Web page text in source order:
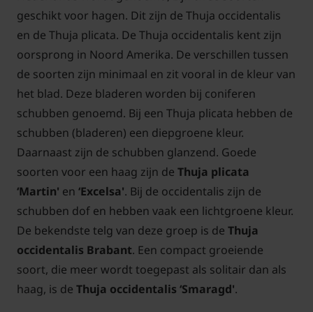
geschikt voor hagen. Dit zijn de Thuja occidentalis
en de Thuja plicata. De Thuja occidentalis kent zijn
oorsprong in Noord Amerika. De verschillen tussen
de soorten zijn minimaal en zit vooral in de kleur van
het blad. Deze bladeren worden bij coniferen
schubben genoemd. Bij een Thuja plicata hebben de
schubben (bladeren) een diepgroene kleur.
Daarnaast zijn de schubben glanzend. Goede
soorten voor een haag zijn de Thuja plicata
‘Martin' en ‘Excelsa'. Bij de occidentalis zijn de
schubben dof en hebben vaak een lichtgroene kleur.
De bekendste telg van deze groep is de Thuja
occidentalis Brabant. Een compact groeiende
soort, die meer wordt toegepast als solitair dan als
haag, is de Thuja occidentalis ‘Smaragd'.